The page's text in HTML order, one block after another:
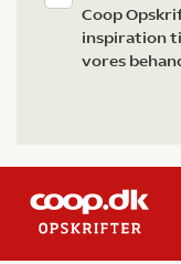
Coop
inspiration
vores